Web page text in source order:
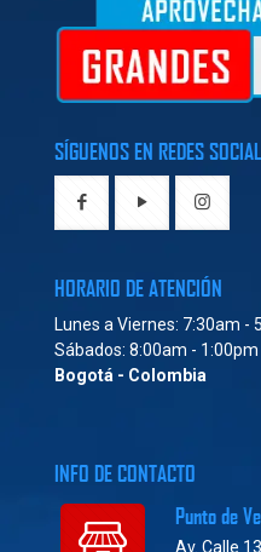
SÍGUENOS EN REDES
HORARIO DE ATENCIÓN
Lunes a Viernes: 7:30am -
Sábados: 8:00am - 1:00pm
Bogotá - Colombia
INFO DE CONTACTO
Punto de
Av. Calle